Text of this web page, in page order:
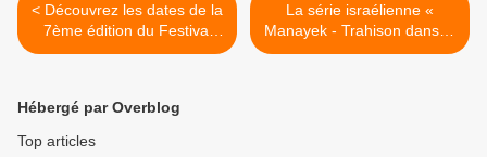
< Découvrez les dates de la
7ème édition du Festival
International du Film
La série israélienne «
Manayek - Trahison dans la
police » débarque dès
Hébergé par Overblog
Top articles